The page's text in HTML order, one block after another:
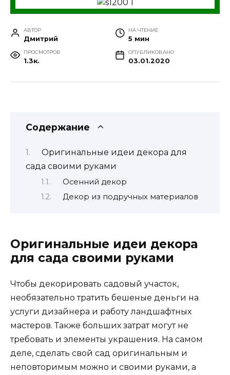
АВТОР
Дмитрий
НА ЧТЕНИЕ
5 мин
ПРОСМОТРОВ
1.3к.
ОПУБЛИКОВАНО
03.01.2020
Содержание
Оригинальные идеи декора для
сада своими руками
Осенний декор
Декор из подручных материалов
Оригинальные идеи декора
для сада своими руками
Чтобы декорировать садовый участок,
необязательно тратить бешеные деньги на
услуги дизайнера и работу ландшафтных
мастеров. Также больших затрат могут не
требовать и элементы украшения. На самом
деле, сделать свой сад оригинальным и
неповторимым можно и своими руками, а